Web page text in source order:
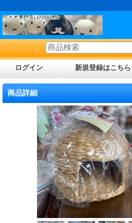
ログイン 新規登録はこちら
商品詳細